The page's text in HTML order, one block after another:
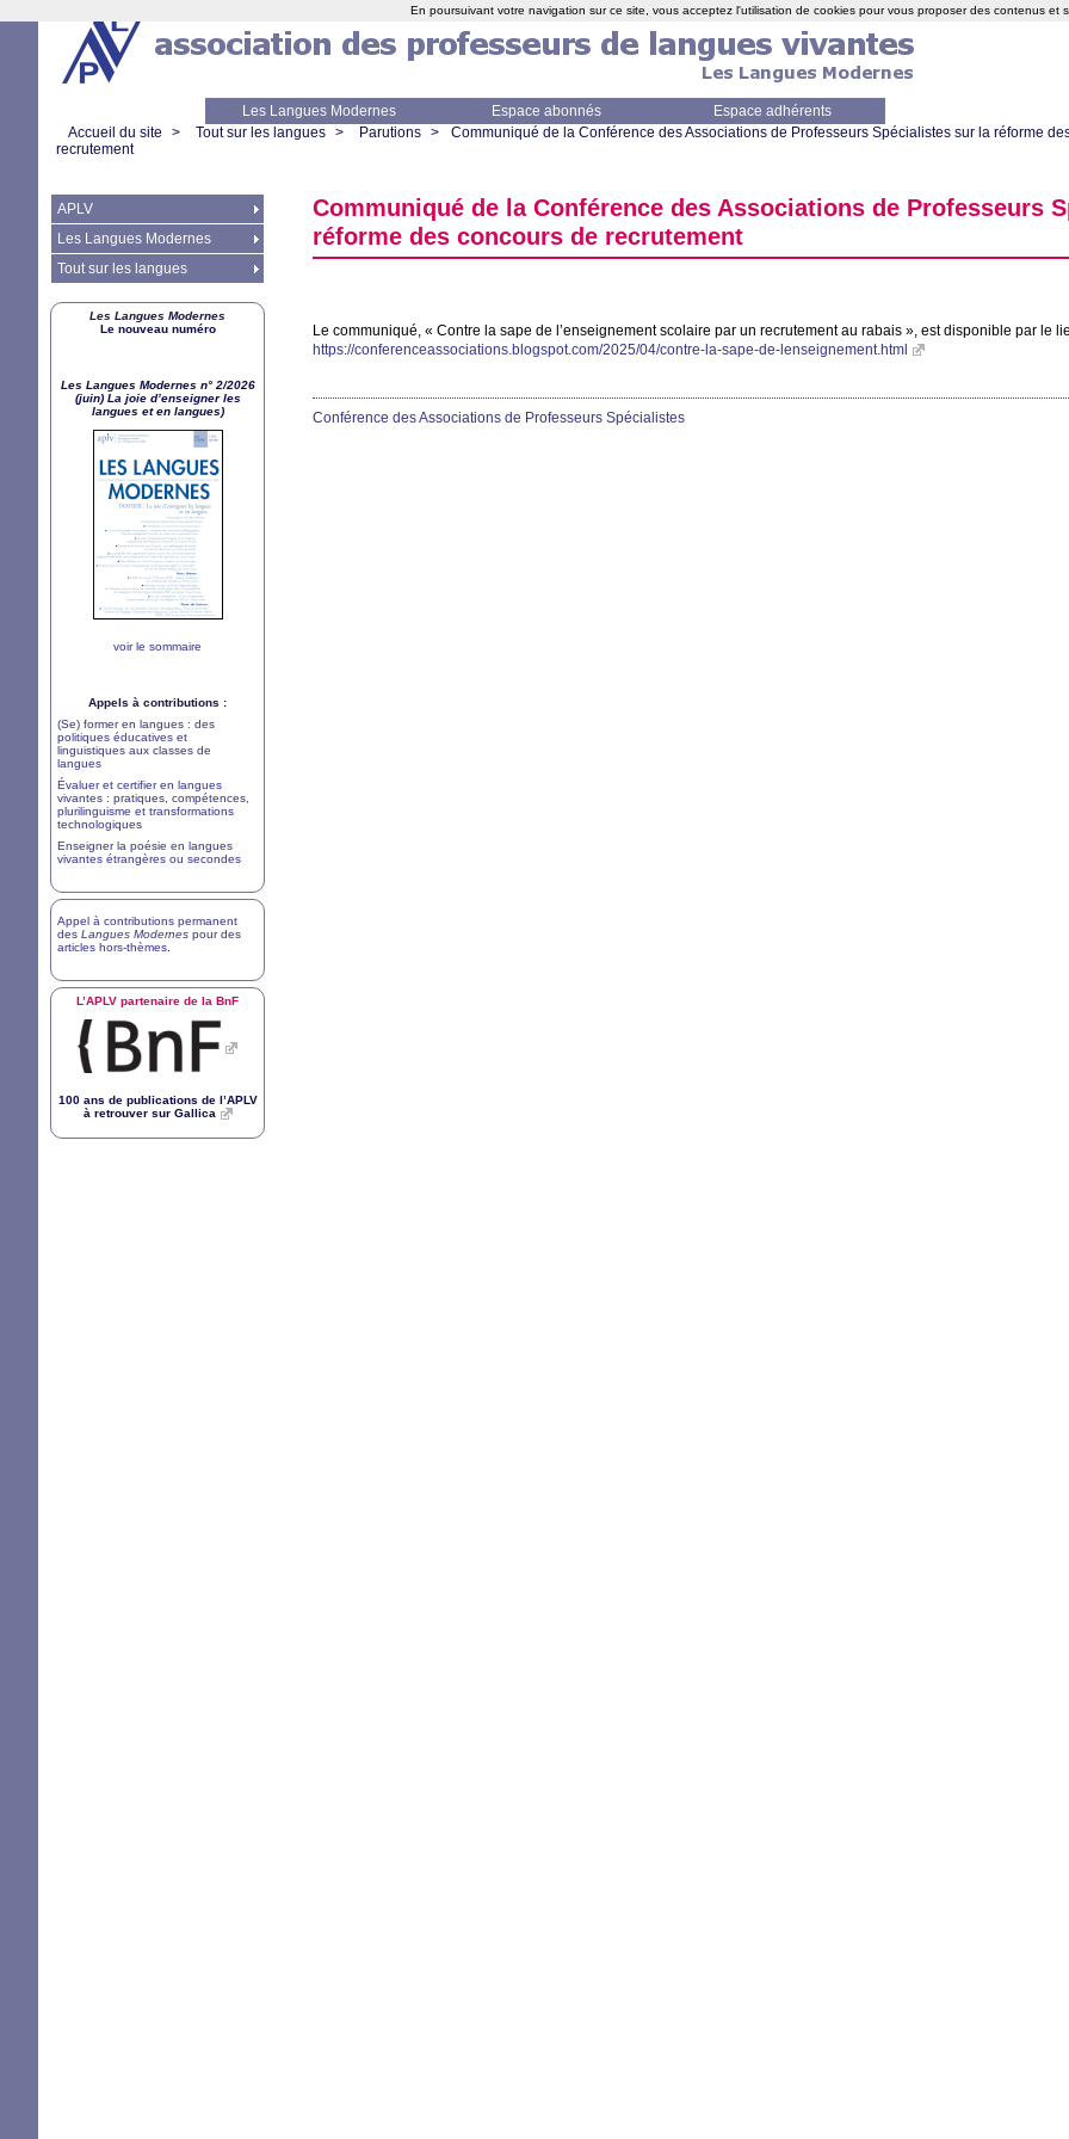
Les Langues Modernes Espace abonnés
Espace adhérents
Accueil du site > Tout sur les langues > Parutions >
Communiqué de la Conférence des Associations de Professeurs Spécialistes sur la réforme
recrutement
Communiqué de la Conférence des Associations de Professeurs
réforme des concours de recrutement
Le communiqué, « Contre la sape de l’enseignement scolaire par un recrutement au rabais », est disponible par le
https://conferenceassociations.blogspot.com/2025/04/contre-la-sape-de-lenseignement.html
Conférence des Associations de Professeurs Spécialistes
APLV
Les Langues Modernes
Tout sur les langues
Les Langues Modernes
Le nouveau numéro
Les Langues Modernes n° 2/2026
(juin) La joie d’enseigner les
langues et en langues)
voir le sommaire
Appels à contributions :
(Se) former en langues : des
politiques éducatives et
linguistiques aux classes de
langues
Évaluer et certifier en langues
vivantes : pratiques, compétences,
plurilinguisme et transformations
technologiques
Enseigner la poésie en langues
vivantes étrangères ou secondes
Appel à contributions permanent
des Langues Modernes pour des
articles hors-thèmes
L’APLV partenaire de la BnF
100 ans de publications de l’APLV
à retrouver sur Gallica
En poursuivant votre navigation sur ce site, vous acceptez l'utilisation de cookies pour vous proposer des contenus et